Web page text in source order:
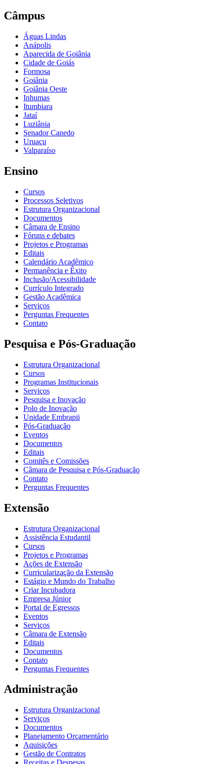
Câmpus
Águas Lindas
Anápolis
Aparecida de Goiânia
Cidade de Goiás
Formosa
Goiânia
Goiânia Oeste
Inhumas
Itumbiara
Jataí
Luziânia
Senador Canedo
Uruaçu
Valparaíso
Ensino
Cursos
Processos Seletivos
Estrutura Organizacional
Documentos
Câmara de Ensino
Fóruns e debates
Projetos e Programas
Editais
Calendário Acadêmico
Permanência e Êxito
Inclusão/Acessibilidade
Currículo Integrado
Gestão Acadêmica
Serviços
Perguntas Frequentes
Contato
Pesquisa e Pós-Graduação
Estrutura Organizacional
Cursos
Programas Institucionais
Serviços
Pesquisa e Inovação
Polo de Inovação
Unidade Embrapii
Pós-Graduação
Eventos
Documentos
Editais
Comitês e Comissões
Câmara de Pesquisa e Pós-Graduação
Contato
Perguntas Frequentes
Extensão
Estrutura Organizacional
Assistência Estudantil
Cursos
Projetos e Programas
Ações de Extensão
Curricularização da Extensão
Estágio e Mundo do Trabalho
Criar Incubadora
Empresa Júnior
Portal de Egressos
Eventos
Serviços
Câmara de Extensão
Editais
Documentos
Contato
Perguntas Frequentes
Administração
Estrutura Organizacional
Serviços
Documentos
Planejamento Orçamentário
Aquisições
Gestão de Contratos